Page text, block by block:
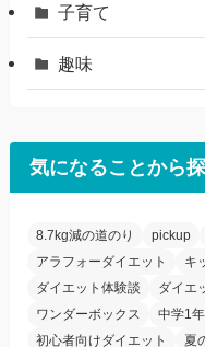
子育て
趣味
気になることから
8.7kg減の道のり pickup
アラフォーダイエット
キ
ダイエット体験談
ダイエ
ワンダーボックス
中学1
初心者向けダイエット
夏